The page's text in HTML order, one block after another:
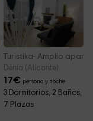
el Montgó
Turistika- Amplio
Dénia (Alicante)
17€ persona y noche
3 Dormitorios, 2 Baños,
7 Plazas